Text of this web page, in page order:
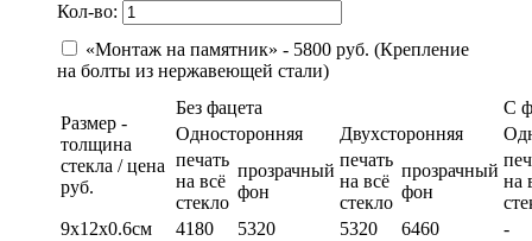
Кол-во:
«Монтаж на памятник» - 5800 руб. (Крепление
на болты из нержавеющей стали)
Размер -
толщина
стекла / цена
руб.
Без фацета
С
Односторонняя
Двухсторонняя
печать
на всё
стекло
прозрачный
фон
печать
на всё
стекло
прозрачный
фон
на
9х12х0.6см
4180 5320 5320 6460
-